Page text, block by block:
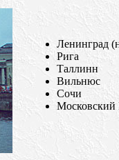
Ленинград
Рига
Таллинн
Вильнюс
Сочи
Московский